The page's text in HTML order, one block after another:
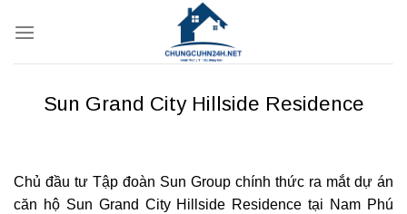
qua
Sun Grand City Hillside Residence
Chủ đầu tư Tập đoàn Sun Group chính thức ra mắt dự án
căn hộ Sun Grand City Hillside Residence tại Nam Phú